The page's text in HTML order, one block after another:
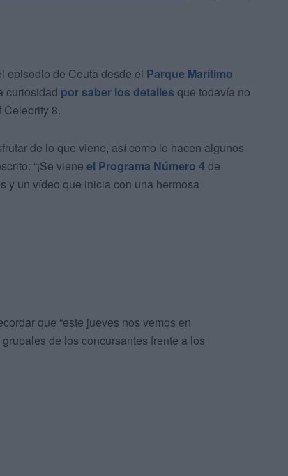
episodio de Ceuta desde el Parque Marítimo
curiosidad por saber los detalles que todavía no
Celebrity 8.
de lo que viene, así como lo hacen algunos
“¡Se viene el Programa Número 4 de
y un vídeo que inicia con una hermosa
que “este jueves nos vemos en
de los concursantes frente a los